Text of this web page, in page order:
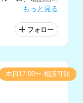
業などでの相談経
もっと見る
フォロー
本日17:00〜 相談可能